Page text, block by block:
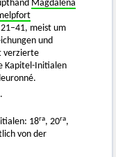
Magdalena
meist um
und
verzierte
Kapitel-Initialen
18ra, 20ra,
von der